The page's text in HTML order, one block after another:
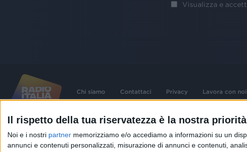
Il rispetto della tua riservatezza è la nostra priorità
Noi e i nostri partner memorizziamo e/o accediamo a informazioni su un
annunci e contenuti personalizzati, misurazione di annunci e contenuti,
Visualizza e
Chi siamo Contattaci Privacy Lavora con noi
contenute nel sito sono stati assolti gli obblighi derivanti dalla normativa dei diritti